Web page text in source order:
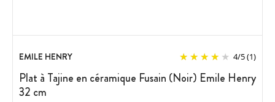
EMILE HENRY 4/5(1)
Plat à Tajine en céramique Fusain (Noir) Emile Henry
32 cm